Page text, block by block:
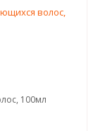
100мл